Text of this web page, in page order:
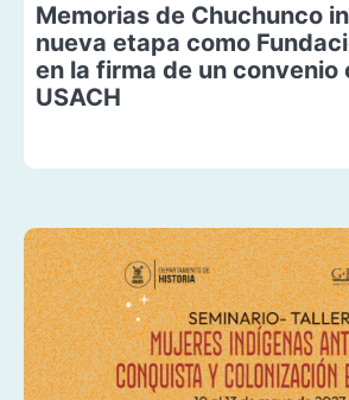
Memorias de Chuchunco
nueva etapa como
en la firma de un convenio
USACH